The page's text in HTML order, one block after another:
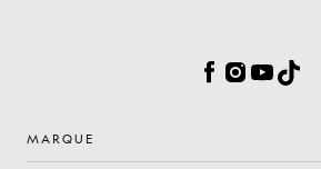
Facebook
Instagram
YouTube
TikTok
MARQUE